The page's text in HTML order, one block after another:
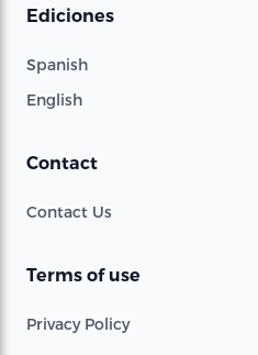
Ediciones
Spanish
English
Contact
Contact Us
Terms of use
Privacy Policy